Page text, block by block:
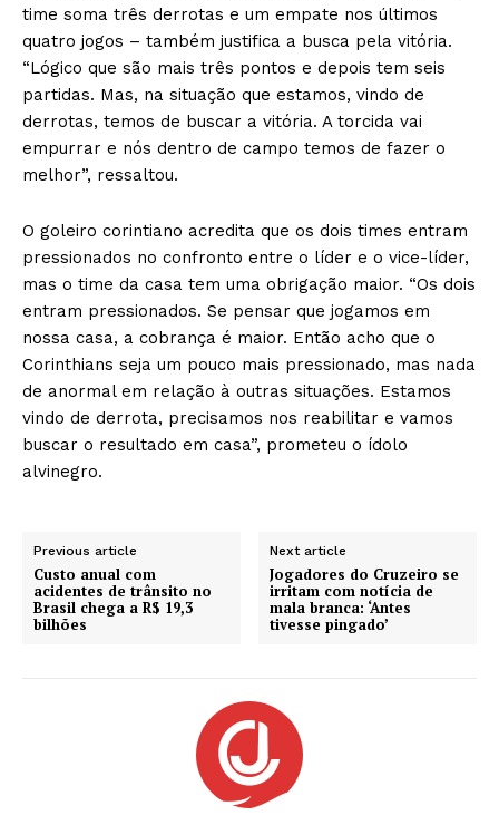
time soma três derrotas e um empate nos últimos
quatro jogos – também justifica a busca pela vitória.
“Lógico que são mais três pontos e depois tem seis
partidas. Mas, na situação que estamos, vindo de
derrotas, temos de buscar a vitória. A torcida vai
empurrar e nós dentro de campo temos de fazer o
melhor”, ressaltou.
O goleiro corintiano acredita que os dois times entram
pressionados no confronto entre o líder e o vice-líder,
mas o time da casa tem uma obrigação maior. “Os dois
entram pressionados. Se pensar que jogamos em
nossa casa, a cobrança é maior. Então acho que o
Corinthians seja um pouco mais pressionado, mas nada
de anormal em relação à outras situações. Estamos
vindo de derrota, precisamos nos reabilitar e vamos
buscar o resultado em casa”, prometeu o ídolo
alvinegro.
Previous article
Custo anual com
acidentes de trânsito no
Brasil chega a R$ 19,3
bilhões
Next article
Jogadores do Cruzeiro se
irritam com notícia de
mala branca: ‘Antes
tivesse pingado’